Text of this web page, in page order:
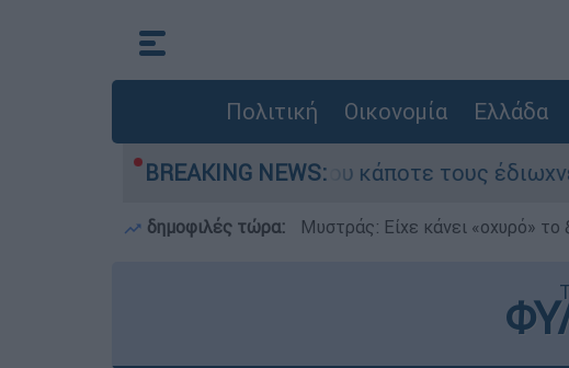
Πολιτική Οικονομία Ελλάδα
BREAKING NEWS:
τη γειτονιά που κάποτε τους έδιωχνε - «Πέρασε
δημοφιλές τώρα: Μυστράς: Είχε κάνει «οχυρό»